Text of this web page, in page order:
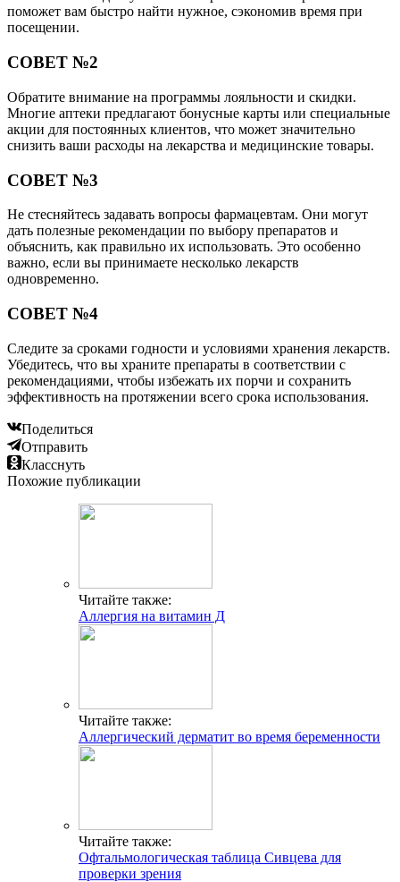
поможет вам быстро найти нужное, сэкономив время при
посещении.
СОВЕТ №2
Обратите внимание на программы лояльности и скидки.
Многие аптеки предлагают бонусные карты или специальные
акции для постоянных клиентов, что может значительно
снизить ваши расходы на лекарства и медицинские товары.
СОВЕТ №3
Не стесняйтесь задавать вопросы фармацевтам. Они могут
дать полезные рекомендации по выбору препаратов и
объяснить, как правильно их использовать. Это особенно
важно, если вы принимаете несколько лекарств
одновременно.
СОВЕТ №4
Следите за сроками годности и условиями хранения лекарств.
Убедитесь, что вы храните препараты в соответствии с
рекомендациями, чтобы избежать их порчи и сохранить
эффективность на протяжении всего срока использования.
Поделиться
Отправить
Класснуть
Похожие публикации
Читайте также:
Аллергия на витамин Д
Читайте также:
Аллергический дерматит во время беременности
Читайте также:
Офтальмологическая таблица Сивцева для
проверки зрения